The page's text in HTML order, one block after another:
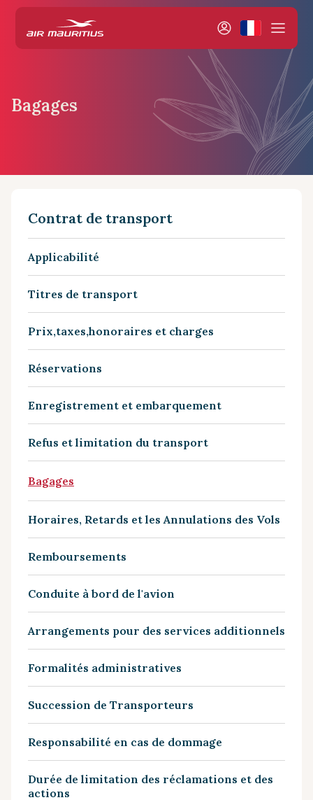
Bagages
Contrat de transport
Applicabilité
Titres de transport
Prix,taxes,honoraires et charges
Réservations
Enregistrement et embarquement
Refus et limitation du transport
Bagages
Horaires, Retards et les Annulations des Vols
Remboursements
Conduite à bord de l'avion
Arrangements pour des services additionnels
Formalités administratives
Succession de Transporteurs
Responsabilité en cas de dommage
Durée de limitation des réclamations et des
actions